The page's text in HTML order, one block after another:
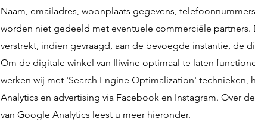
Naam, emailadres, woonplaats gegevens,
worden niet gedeeld met eventuele commerciële partners.
verstrekt, indien gevraagd, aan de bevoegde instantie, de
Om de digitale winkel van Iliwine optimaal te laten
werken wij met 'Search Engine Optimalization' technieken,
Analytics en advertising via Facebook en Instagram. Over
van Google Analytics leest u meer hieronder.